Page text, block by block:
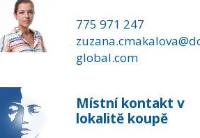
775 971 247
global.com
Místní kontakt v
lokalitě koupě